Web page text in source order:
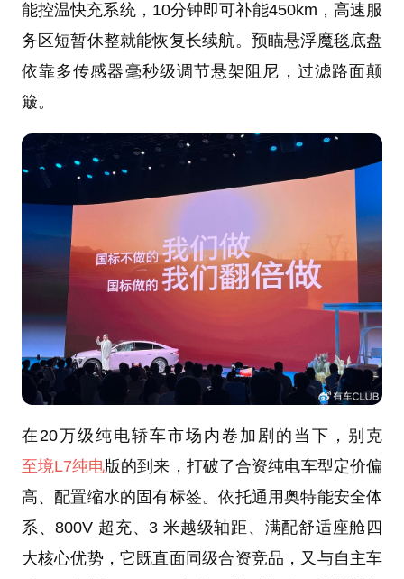
能控温快充系统，10分钟即可补能450km，高速服
务区短暂休整就能恢复长续航。预瞄悬浮魔毯底盘
依靠多传感器毫秒级调节悬架阻尼，过滤路面颠
簸。
在20万级纯电轿车市场内卷加剧的当下，别克
至境L7纯电版的到来，打破了合资纯电车型定价偏
高、配置缩水的固有标签。依托通用奥特能安全体
系、800V 超充、3 米越级轴距、满配舒适座舱四
大核心优势，它既直面同级合资竞品，又与自主车